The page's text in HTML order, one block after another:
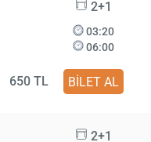
2+1
03:20
06:00
650 TL BİLET AL
2+1